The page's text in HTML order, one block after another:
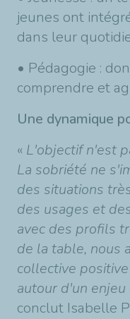
jeunes ont
dans leur
• Pédagogie :
comprendre et
Une dynamique
« L'objectif n'est
La sobriété ne
des situations
des usages et
avec des profils
de la table, nous
collective
autour d'un
conclut Isabelle